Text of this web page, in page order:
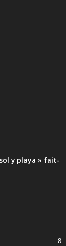
y playa » fait-
8